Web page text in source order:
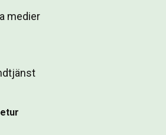
medier